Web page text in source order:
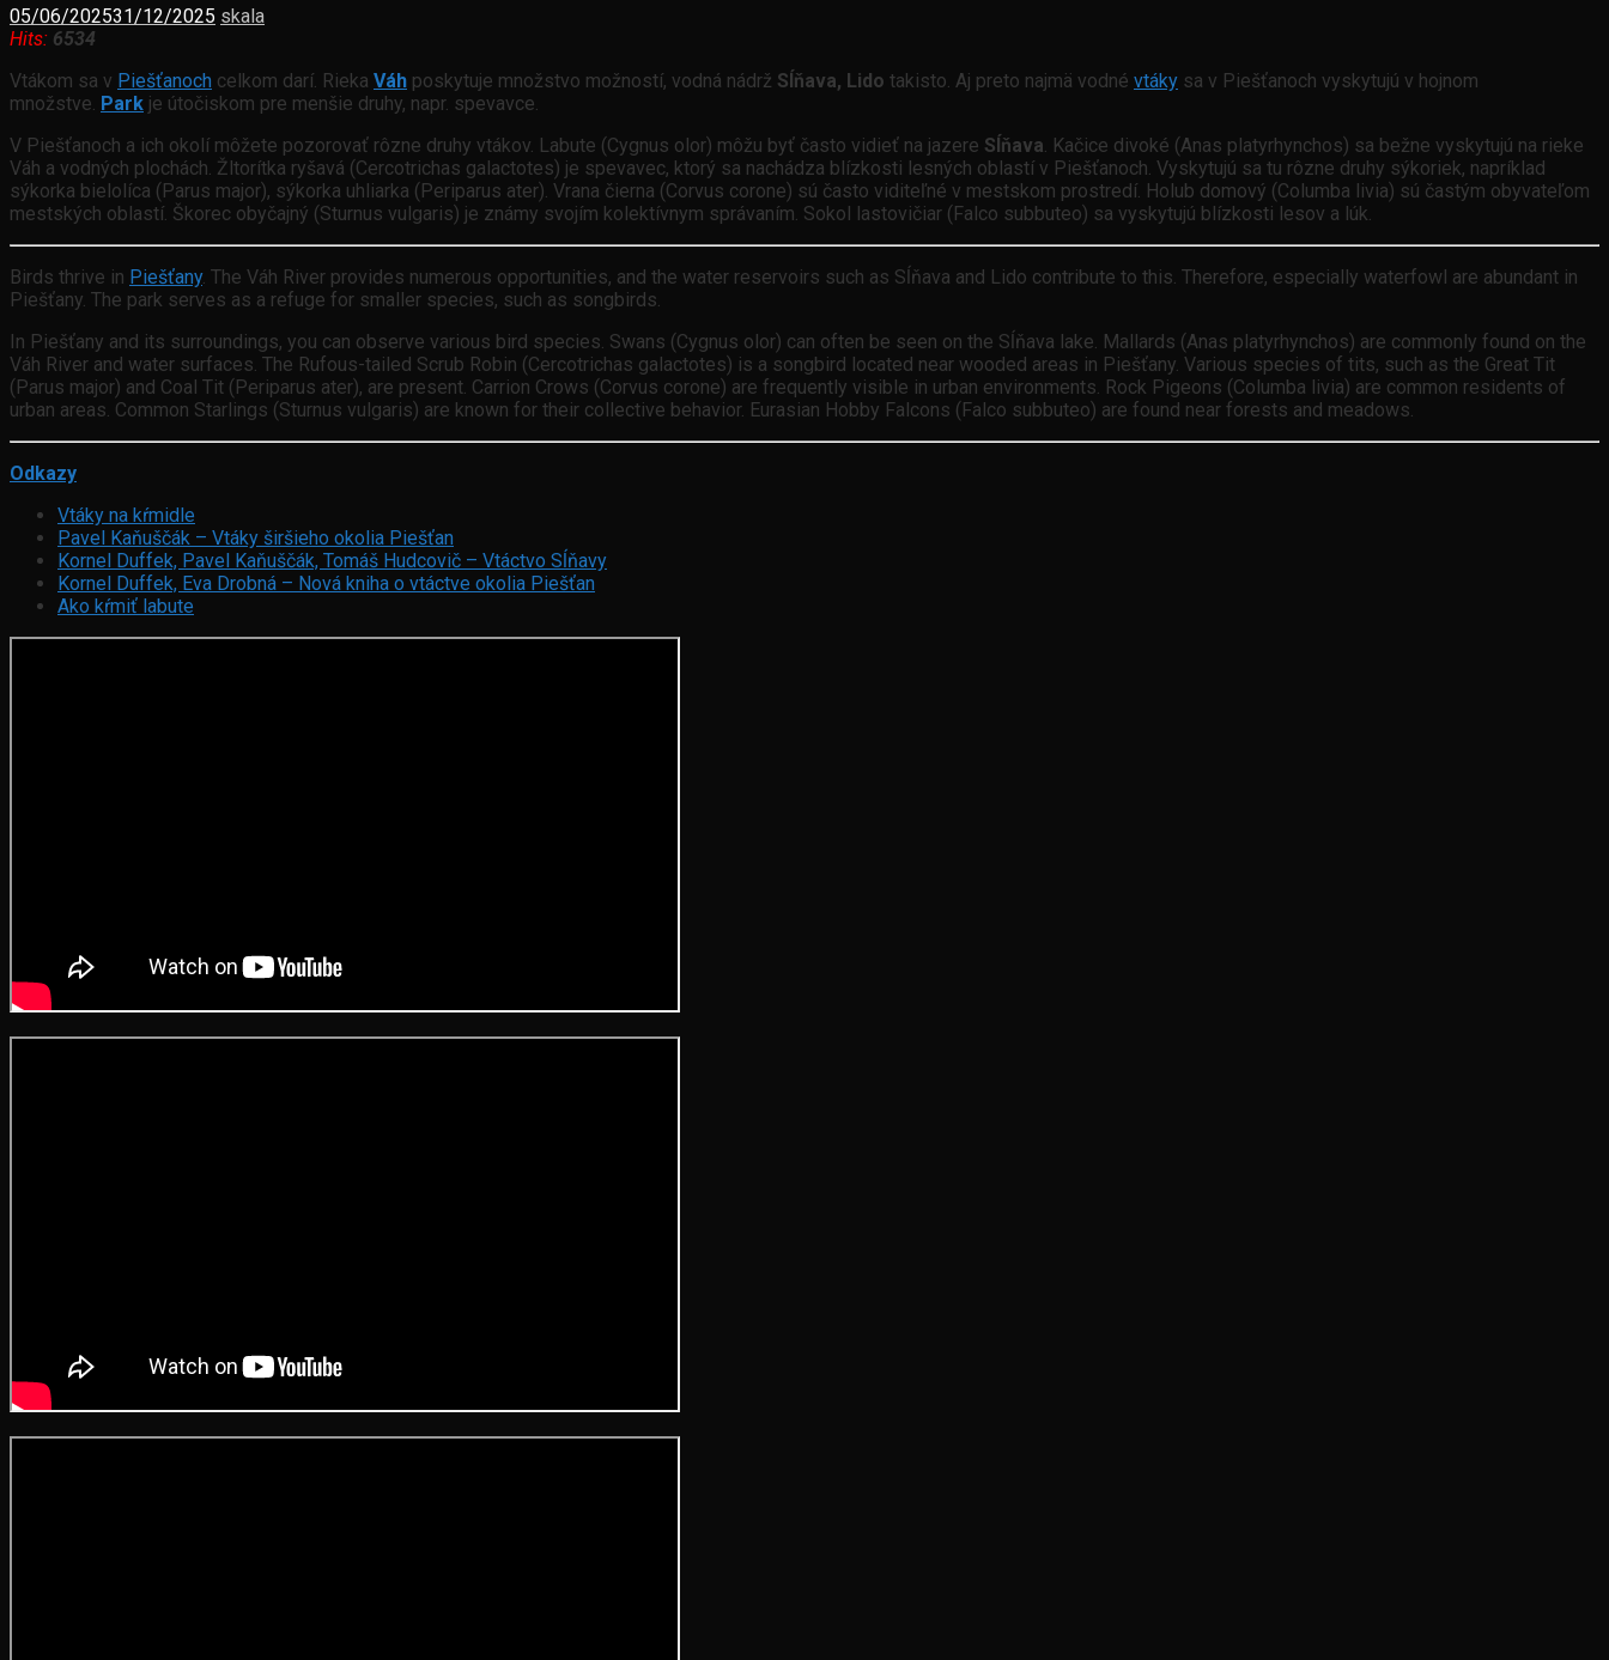
05/06/202531/12/2025 skala
Hits: 6534
Vtákom sa v Piešťanoch celkom darí. Rieka Váh poskytuje množstvo možností, vodná nádrž Sĺňava, Lido takisto. Aj preto najmä vodné vtáky sa v Piešťanoch vyskytujú v hojnom
množstve. Park je útočiskom pre menšie druhy, napr. spevavce.
V Piešťanoch a ich okolí môžete pozorovať rôzne druhy vtákov. Labute (Cygnus olor) môžu byť často vidieť na jazere Sĺňava. Kačice divoké (Anas platyrhynchos) sa bežne vyskytujú na rieke
Váh a vodných plochách. Žltorítka ryšavá (Cercotrichas galactotes) je spevavec, ktorý sa nachádza blízkosti lesných oblastí v Piešťanoch. Vyskytujú sa tu rôzne druhy sýkoriek, napríklad
sýkorka bielolíca (Parus major), sýkorka uhliarka (Periparus ater). Vrana čierna (Corvus corone) sú často viditeľné v mestskom prostredí. Holub domový (Columba livia) sú častým obyvateľom
mestských oblastí. Škorec obyčajný (Sturnus vulgaris) je známy svojím kolektívnym správaním. Sokol lastovičiar (Falco subbuteo) sa vyskytujú blízkosti lesov a lúk.
Birds thrive in Piešťany. The Váh River provides numerous opportunities, and the water reservoirs such as Sĺňava and Lido contribute to this. Therefore, especially waterfowl are abundant in
Piešťany. The park serves as a refuge for smaller species, such as songbirds.
In Piešťany and its surroundings, you can observe various bird species. Swans (Cygnus olor) can often be seen on the Sĺňava lake. Mallards (Anas platyrhynchos) are commonly found on the
Váh River and water surfaces. The Rufous-tailed Scrub Robin (Cercotrichas galactotes) is a songbird located near wooded areas in Piešťany. Various species of tits, such as the Great Tit
(Parus major) and Coal Tit (Periparus ater), are present. Carrion Crows (Corvus corone) are frequently visible in urban environments. Rock Pigeons (Columba livia) are common residents of
urban areas. Common Starlings (Sturnus vulgaris) are known for their collective behavior. Eurasian Hobby Falcons (Falco subbuteo) are found near forests and meadows.
Odkazy
Vtáky na kŕmidle
Pavel Kaňuščák – Vtáky širšieho okolia Piešťan
Kornel Duffek, Pavel Kaňuščák, Tomáš Hudcovič – Vtáctvo Sĺňavy
Kornel Duffek, Eva Drobná – Nová kniha o vtáctve okolia Piešťan
Ako kŕmiť labute